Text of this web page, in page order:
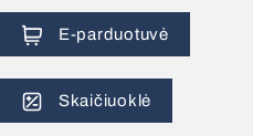
E-parduotuvė
Skaičiuoklė